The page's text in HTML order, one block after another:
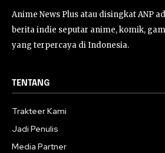
Anime News Plus atau disingkat ANP
berita indie seputar anime, komik,
yang terpercaya di Indonesia.
TENTANG
Trakteer Kami
Jadi Penulis
Media Partner